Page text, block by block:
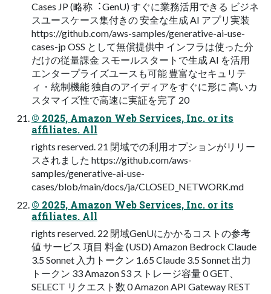
Cases JP (略称︓GenU) すぐに業務活⽤できる ビジネ
スユースケース集付きの 安全な⽣成 AI アプリ実装
https://github.com/aws-samples/generative-ai-use-
cases-jp OSS として無償提供中 インフラは使った分
だけの従量課⾦ スモールスタートで⽣成 AI を活⽤
エンタープライズユースも可能 豊富なセキュリテ
ィ・統制機能 独⾃のアイディアをすぐに形に ⾼いカ
スタマイズ性で⾼速に実証を完了 20
© 2025, Amazon Web Services, Inc. or its
affiliates. All
rights reserved. 21 閉域での利⽤オプションがリリー
スされました https://github.com/aws-
samples/generative-ai-use-
cases/blob/main/docs/ja/CLOSED_NETWORK.md
© 2025, Amazon Web Services, Inc. or its
affiliates. All
rights reserved. 22 閉域GenUにかかるコストの参考
値 サービス 項⽬ 料⾦ (USD) Amazon Bedrock Claude
3.5 Sonnet ⼊⼒トークン 1.65 Claude 3.5 Sonnet 出⼒
トークン 33 Amazon S3 ストレージ容量 0 GET、
SELECT リクエスト数 0 Amazon API Gateway REST